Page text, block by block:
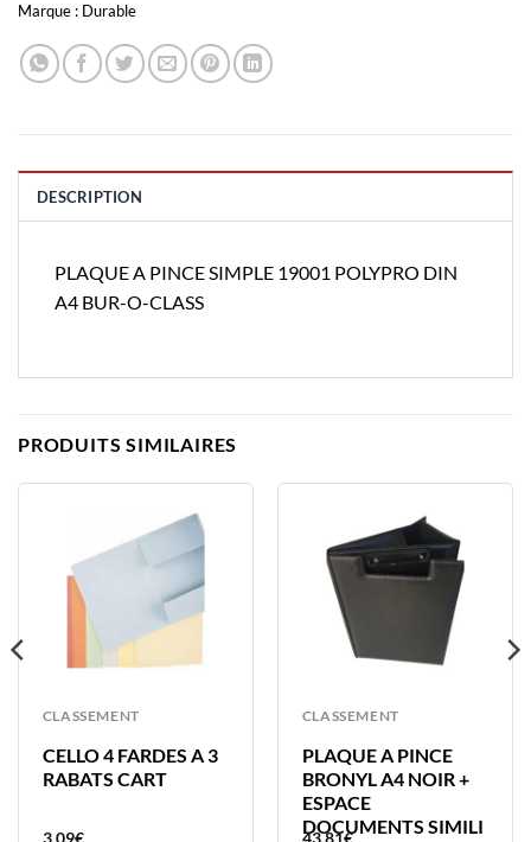
Marque : Durable
DESCRIPTION
PLAQUE A PINCE SIMPLE 19001 POLYPRO DIN
A4 BUR-O-CLASS
PRODUITS SIMILAIRES
CLASSEMENT
CELLO 4 FARDES A 3
RABATS CART
CLASSEMENT
PLAQUE A PINCE
BRONYL A4 NOIR +
ESPACE
DOCUMENTS SIMILI